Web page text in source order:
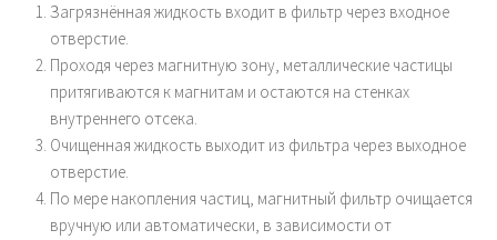
Загрязнённая жидкость входит в фильтр через входное
отверстие.
Проходя через магнитную зону, металлические частицы
притягиваются к магнитам и остаются на стенках
внутреннего отсека.
Очищенная жидкость выходит из фильтра через выходное
отверстие.
По мере накопления частиц, магнитный фильтр очищается
вручную или автоматически, в зависимости от